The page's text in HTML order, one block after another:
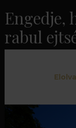
Engedje,
rabul